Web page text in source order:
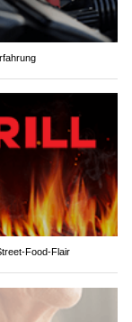
Food-Flair